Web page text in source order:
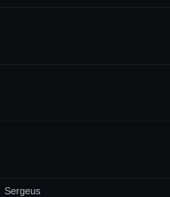
Sergeus